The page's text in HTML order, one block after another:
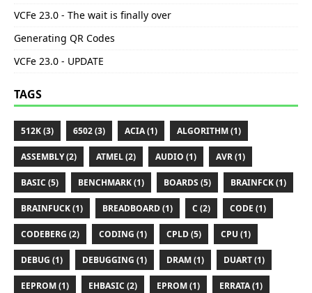
VCFe 23.0 - The wait is finally over
Generating QR Codes
VCFe 23.0 - UPDATE
TAGS
512K (3) 6502 (3) ACIA (1) ALGORITHM (1)
ASSEMBLY (2) ATMEL (2) AUDIO (1) AVR (1)
BASIC (5) BENCHMARK (1) BOARDS (5) BRAINFCK (1)
BRAINFUCK (1) BREADBOARD (1) C (2) CODE (1)
CODEBERG (2) CODING (1) CPLD (5) CPU (1)
DEBUG (1) DEBUGGING (1) DRAM (1) DUART (1)
EEPROM (1) EHBASIC (2) EPROM (1) ERRATA (1)